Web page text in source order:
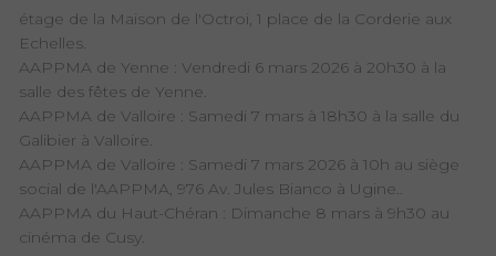
étage de la Maison de l'Octroi, 1 place de la Corderie aux
Echelles.
AAPPMA de Yenne : Vendredi 6 mars 2026 à 20h30 à la
salle des fêtes de Yenne.
AAPPMA de Valloire : Samedi 7 mars à 18h30 à la salle du
Galibier à Valloire.
AAPPMA de Valloire : Samedi 7 mars 2026 à 10h au siège
social de l'AAPPMA, 976 Av. Jules Bianco à Ugine..
AAPPMA du Haut-Chéran : Dimanche 8 mars à 9h30 au
cinéma de Cusy.